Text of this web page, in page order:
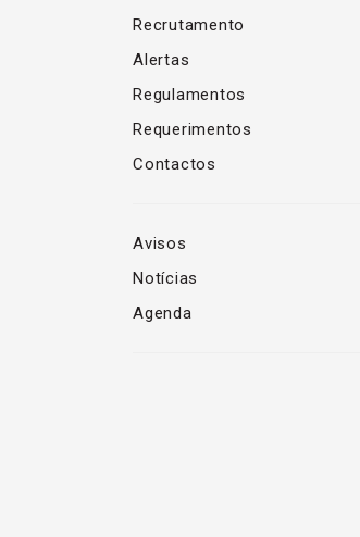
Recrutamento
Alertas
Regulamentos
Requerimentos
Contactos
Avisos
Notícias
Agenda